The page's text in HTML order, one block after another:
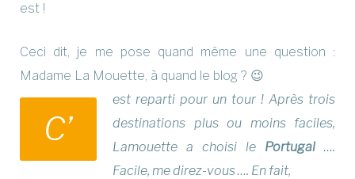
est !
Ceci dit, je me pose quand même une question :
Madame La Mouette, à quand le blog ? 😉
C’
est reparti pour un tour ! Après trois
destinations plus ou moins faciles,
Lamouette a choisi le Portugal ….
Facile, me direz-vous …. En fait,